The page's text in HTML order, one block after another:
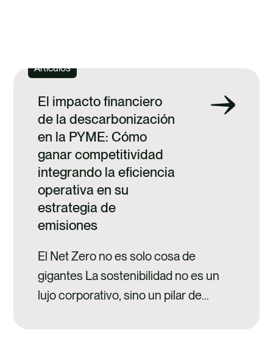
Artículos
El impacto financiero
de la descarbonización
en la PYME: Cómo
ganar competitividad
integrando la eficiencia
operativa en su
estrategia de
emisiones
El Net Zero no es solo cosa de
gigantes La sostenibilidad no es un
lujo corporativo, sino un pilar de